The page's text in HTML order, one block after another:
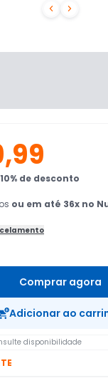
 
10% de desconto
ou em até 36x no
Comprar agora
Adicionar ao
disponibilidade